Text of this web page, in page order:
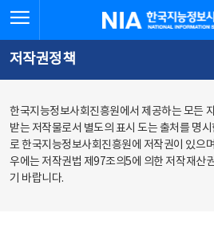
문
로
가
체
뉴
바
가
한국지능정보사회진흥원
저작권정책
한국지능정보사회진흥원에서 제공하는 모든
받는 저작물로서 별도의 표시 도는 출처를 명
로 한국지능정보사회진흥원에 저작권이 있으
우에는 저작권법 제97조의5에 의한 저작재산
기 바랍니다.